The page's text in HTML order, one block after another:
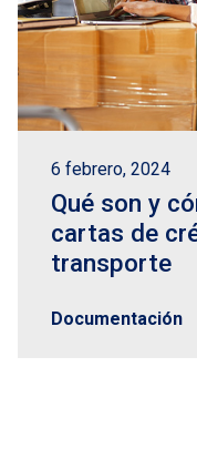
6 febrero, 2024
Qué son y
cartas de
transporte
Documentación